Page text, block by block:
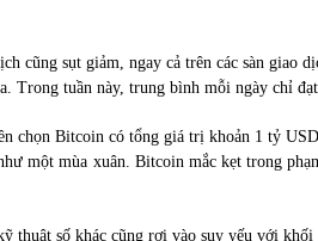
cũng sụt giảm, ngay cả trên các sàn giao
Trong tuần này, trung bình mỗi ngày chỉ
chọn Bitcoin có tổng giá trị khoản 1 tỷ
một mùa xuân. Bitcoin mắc kẹt trong
thuật số khác cũng rơi vào suy yếu với